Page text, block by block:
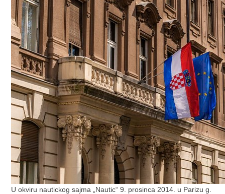
U okviru nautickog sajma „Nautic“ 9. prosinca 2014. u Parizu g.